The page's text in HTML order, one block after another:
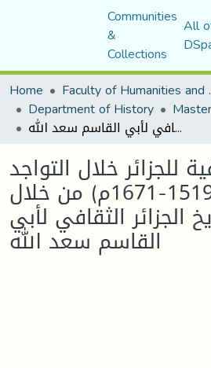
Communities
&
Collections
All
Home
Faculty of
Department of History
الحياة الثقافية للجزائر خلال التواجد العثماني (1519-1671م) من خلال كتاب تاريخ الجزائر الثقافي لأبي القاسم سعد الله
للجزائر خلال التواجد
العثماني (1519-1671م) من خلال
الجزائر الثقافي لأبي
القاسم سعد الله